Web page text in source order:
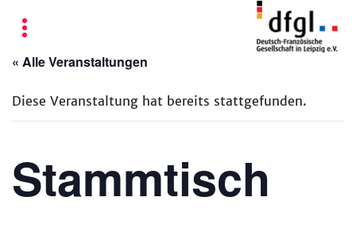
« Alle Veranstaltungen
Diese Veranstaltung hat bereits stattgefunden.
Stammtisch